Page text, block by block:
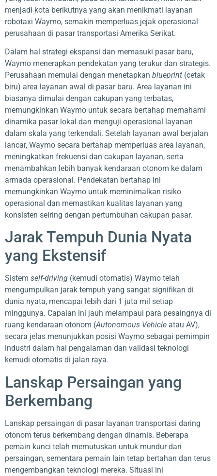
menjadi kota berikutnya yang akan menikmati layanan
robotaxi Waymo, semakin memperluas jejak operasional
perusahaan di pasar transportasi Amerika Serikat.
Dalam hal strategi ekspansi dan memasuki pasar baru,
Waymo menerapkan pendekatan yang terukur dan strategis.
Perusahaan memulai dengan menetapkan blueprint (cetak
biru) area layanan awal di pasar baru. Area layanan ini
biasanya dimulai dengan cakupan yang terbatas,
memungkinkan Waymo untuk secara bertahap memahami
dinamika pasar lokal dan menguji operasional layanan
dalam skala yang terkendali. Setelah layanan awal berjalan
lancar, Waymo secara bertahap memperluas area layanan,
meningkatkan frekuensi dan cakupan layanan, serta
menambahkan lebih banyak kendaraan otonom ke dalam
armada operasional. Pendekatan bertahap ini
memungkinkan Waymo untuk meminimalkan risiko
operasional dan memastikan kualitas layanan yang
konsisten seiring dengan pertumbuhan cakupan pasar.
Jarak Tempuh Dunia Nyata
yang Ekstensif
Sistem self-driving (kemudi otomatis) Waymo telah
mengumpulkan jarak tempuh yang sangat signifikan di
dunia nyata, mencapai lebih dari 1 juta mil setiap
minggunya. Capaian ini jauh melampaui para pesaingnya di
ruang kendaraan otonom (Autonomous Vehicle atau AV),
secara jelas menunjukkan posisi Waymo sebagai pemimpin
industri dalam hal pengalaman dan validasi teknologi
kemudi otomatis di jalan raya.
Lanskap Persaingan yang
Berkembang
Lanskap persaingan di pasar layanan transportasi daring
otonom terus berkembang dengan dinamis. Beberapa
pemain kunci telah memutuskan untuk mundur dari
persaingan, sementara pemain lain tetap bertahan dan terus
mengembangkan teknologi mereka. Situasi ini